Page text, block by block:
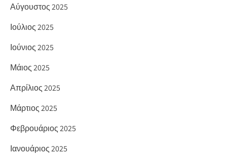
Αύγουστος 2025
Ιούλιος 2025
Ιούνιος 2025
Μάιος 2025
Απρίλιος 2025
Μάρτιος 2025
Φεβρουάριος 2025
Ιανουάριος 2025